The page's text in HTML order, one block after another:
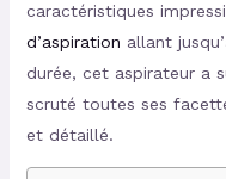
caractéristiques
d’aspiration allant
durée, cet aspirateur a
scruté toutes ses
et détaillé.